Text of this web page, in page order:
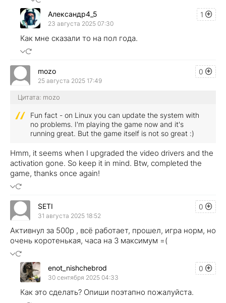
1
Александр4_5
23 августа 2025 07:30
Как мне сказали то на пол года.
0
mozo
25 августа 2025 17:49
Цитата: mozo
Fun fact - on Linux you can update the system with
no problems. I'm playing the game now and it's
running great. But the game itself is not so great :)
Hmm, it seems when I upgraded the video drivers and the
activation gone. So keep it in mind. Btw, completed the
game, thanks once again!
0
SETI
31 августа 2025 18:52
Активнул за 500р , всё работает, прошел, игра норм, но
очень коротенькая, часа на 3 максимум =(
0
enot_nishchebrod
30 сентября 2025 04:33
Как это сделать? Опиши поэтапно пожалуйста.